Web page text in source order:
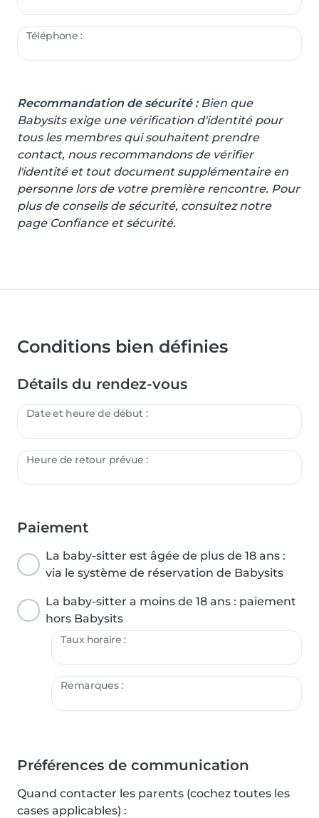
Téléphone :
Recommandation de sécurité :Bien que
Babysits exige une vérification d'identité pour
tous les membres qui souhaitent prendre
contact, nous recommandons de vérifier
l'identité et tout document supplémentaire en
personne lors de votre première rencontre. Pour
plus de conseils de sécurité, consultez notre
page Confiance et sécurité.
Conditions bien définies
Détails du rendez-vous
Date et heure de début :
Heure de retour prévue :
Paiement
La baby-sitter est âgée de plus de 18 ans :
via le système de réservation de Babysits
La baby-sitter a moins de 18 ans : paiement
hors Babysits
Taux horaire :
Remarques :
Préférences de communication
Quand contacter les parents (cochez toutes les
cases applicables) :